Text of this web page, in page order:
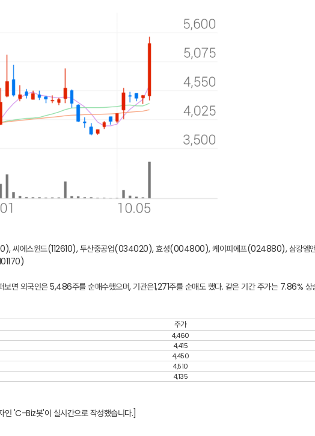
,씨에스윈드(112610),두산중공업(034020),효성(004800),케이피에프(024880),삼강엠
면 외국인은 5,486주를 순매수했으며, 기관은1,271주를 순매도 했다. 같은 기간 주가는 7.86% 상
주가
4,460
4,415
4,450
4,510
4,135
인 'C-Biz봇'이 실시간으로 작성했습니다.]